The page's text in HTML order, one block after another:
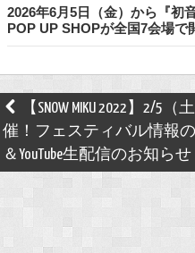
2026年6月5日（金）から『初
POP UP SHOPが全国7会場で
Post
navigation
【SNOW MIKU 2022】2/5
催！フェスティバル情報
＆YouTube生配信のお知らせ